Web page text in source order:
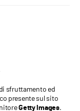
sfruttamento ed
presente sul sito
Getty Images.